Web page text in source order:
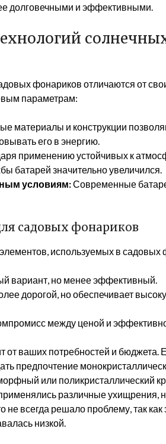
долговечными и эффективными.
фонариков отличаются от
параметрам:
материалы и конструкции
его в энергию.
применению устойчивых к
батарей значительно увеличился.
условиям:Современные
садовых фонариков
используемых в садовых
вариант, но менее эффективный.
дорогой, но обеспечивает
между ценой и
от ваших потребностей и бюджета.
предпочтение
или поликристаллический
различные ухищрения,
не всегда решало проблему, так
низкой.